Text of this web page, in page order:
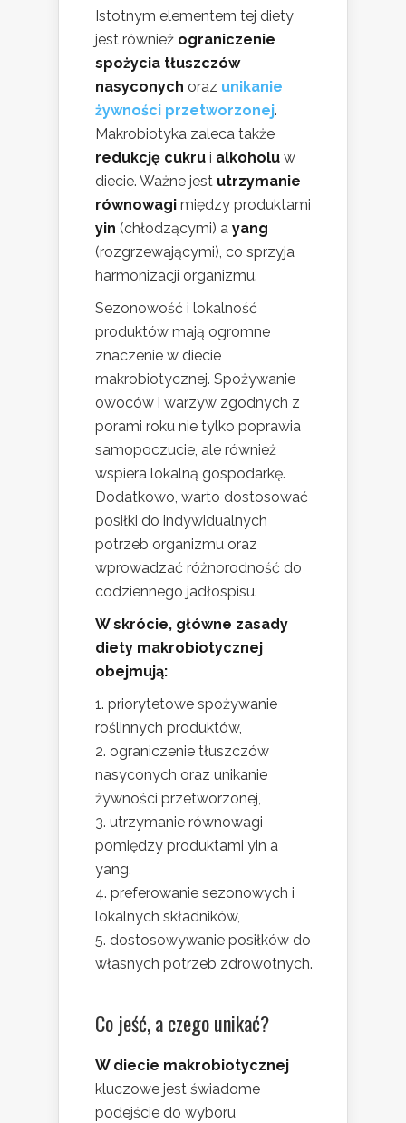
Istotnym elementem tej diety
jest również ograniczenie
spożycia tłuszczów
nasyconych oraz unikanie
żywności przetworzonej.
Makrobiotyka zaleca także
redukcję cukru i alkoholu w
diecie. Ważne jest utrzymanie
równowagi między produktami
yin (chłodzącymi) a yang
(rozgrzewającymi), co sprzyja
harmonizacji organizmu.
Sezonowość i lokalność
produktów mają ogromne
znaczenie w diecie
makrobiotycznej. Spożywanie
owoców i warzyw zgodnych z
porami roku nie tylko poprawia
samopoczucie, ale również
wspiera lokalną gospodarkę.
Dodatkowo, warto dostosować
posiłki do indywidualnych
potrzeb organizmu oraz
wprowadzać różnorodność do
codziennego jadłospisu.
W skrócie, główne zasady
diety makrobiotycznej
obejmują:
priorytetowe spożywanie
roślinnych produktów,
ograniczenie tłuszczów
nasyconych oraz unikanie
żywności przetworzonej,
utrzymanie równowagi
pomiędzy produktami yin a
yang,
preferowanie sezonowych i
lokalnych składników,
dostosowywanie posiłków do
własnych potrzeb zdrowotnych.
Co jeść, a czego unikać?
W diecie makrobiotycznej
kluczowe jest świadome
podejście do wyboru